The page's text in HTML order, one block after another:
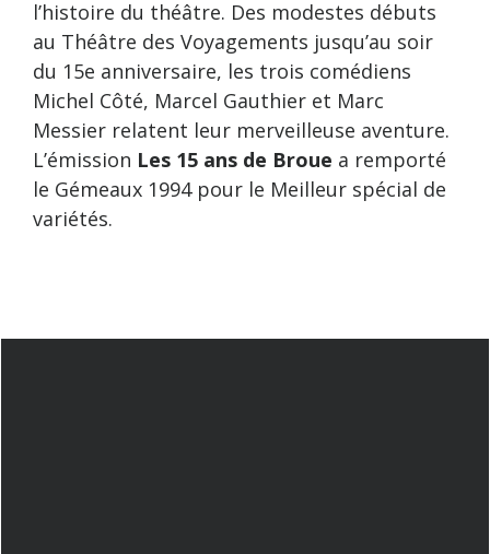
l’histoire du théâtre. Des modestes débuts
au Théâtre des Voyagements jusqu’au soir
du 15e anniversaire, les trois comédiens
Michel Côté, Marcel Gauthier et Marc
Messier relatent leur merveilleuse aventure.
L’émission Les 15 ans de Broue a remporté
le Gémeaux 1994 pour le Meilleur spécial de
variétés.